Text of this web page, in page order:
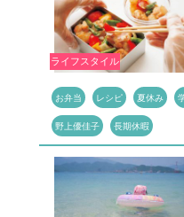
ライフスタイル
お弁当 レシピ 夏休み
野上優佳子 長期休暇